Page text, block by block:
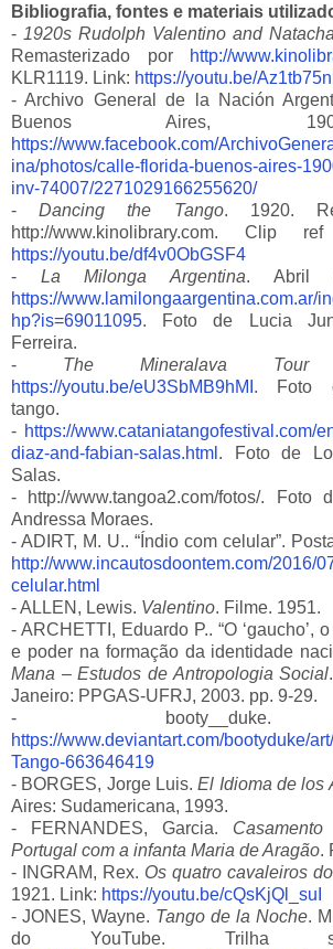
Bibliografia, fontes e materiais
- 1920s Rudolph Valentino and
Remasterizado por
http://
KLR1119. Link: https://youtu.be/
- Archivo General de la Nación
Buenos Aires,
https://www.facebook.com/
ina/photos/calle-florida-buenos-aires-
inv-74007/2271029166255620/
-Dancing the Tango. 1920.
http://www.kinolibrary.com. Clip
https://youtu.be/df4v0ObGSF4
- La Milonga Argentina. Abril
https://www.lamilongaargentina.com.ar/
hp?is=69011095. Foto de Lucia
Ferreira.
- The Mineralava Tour
https://youtu.be/eU3SbMB9hMI . Foto
tango.
- https://www.cataniatangofestival.com/
diaz-and-fabian-salas.html . Foto de
Salas.
- http://www.tangoa2.com/fotos/. Foto
Andressa Moraes.
- ADIRT, M. U.. “Índio com celular”.
http://www.incautosdoontem.com/2016/
celular.html
- ALLEN, Lewis. Valentino. Filme. 1951.
- ARCHETTI, Eduardo P.. “O ‘gaucho’,
e poder na formação da identidade
Mana – Estudos de Antropologia Social
Janeiro: PPGAS-UFRJ, 2003. pp. 9-29.
- booty__duke.
https://www.deviantart.com/bootyduke/
Tango-663646419
- BORGES, Jorge Luis.El Idioma de los
Aires: Sudamericana, 1993.
- FERNANDES, Garcia.
Portugal com a infanta Maria de Aragão.
- INGRAM, Rex. Os quatro cavaleiros
1921. Link: https://youtu.be/cQsKjQl_suI
- JONES, Wayne. Tango de la Noche.
do YouTube. Trilha